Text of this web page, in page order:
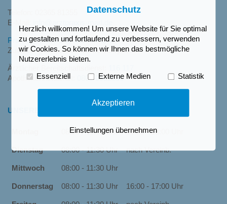
Telefon: 02365 81355
E-Mail:
Praxiszertifizierung nach KPQM
Zulassung als akademische Lehrpraxis
Ärztlicher Bereitschaftsdienst:
Apothekennotdienst:
0800 0022833
UNSERE SPRECHSTUNDEN
08:00 - 11:30 Uhr 16:00 - 18:00 Uhr
Dienstag 08:00 - 11:30 Uhr nach Vereinb.
Mittwoch 08:00 - 11:30 Uhr
Donnerstag 08:00 - 11:30 Uhr 16:00 - 17:00 Uhr
Datenschutz
Herzlich willkommen! Um unsere Website für Sie optimal
zu gestalten und fortlaufend zu verbessern, verwenden
wir Cookies. So können wir Ihnen das bestmögliche
Nutzererlebnis bieten.
Essenziell Externe Medien Statistik
Akzeptieren
Einstellungen übernehmen